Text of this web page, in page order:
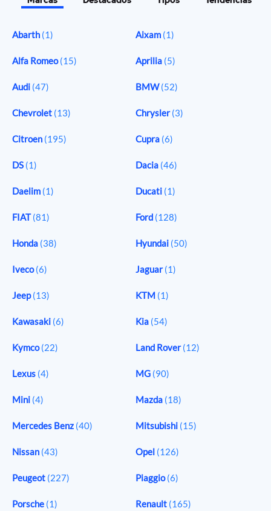
Abarth (1) Aixam (1)
Alfa Romeo(15) Aprilia (5)
Audi (47) BMW(52)
Chevrolet (13) Chrysler(3)
Citroen (195) Cupra (6)
DS (1) Dacia (46)
Daelim (1) Ducati (1)
FIAT(81) Ford (128)
Honda (38) Hyundai (50)
Iveco(6) Jaguar(1)
Jeep(13) KTM (1)
Kawasaki (6) Kia (54)
Kymco(22) Land Rover(12)
Lexus (4) MG (90)
Mini (4) Mazda (18)
Mercedes Benz (40) Mitsubishi (15)
Nissan (43) Opel (126)
Peugeot (227) Piaggio(6)
Porsche (1) Renault (165)